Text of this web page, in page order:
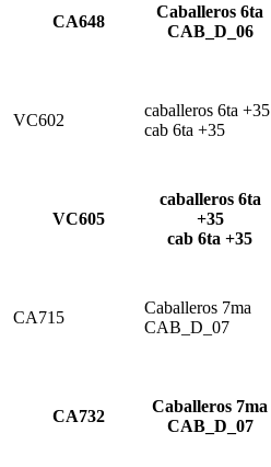
CA648
Caballeros 6ta
CAB_D_06
VC602
caballeros 6ta +35
cab 6ta +35
VC605
caballeros 6ta
+35
cab 6ta +35
CA715
Caballeros 7ma
CAB_D_07
CA732
Caballeros 7ma
CAB_D_07